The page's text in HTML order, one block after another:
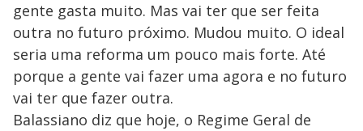
gente gasta muito. Mas vai ter que ser feita
outra no futuro próximo. Mudou muito. O ideal
seria uma reforma um pouco mais forte. Até
porque a gente vai fazer uma agora e no futuro
vai ter que fazer outra.
Balassiano diz que hoje, o Regime Geral de